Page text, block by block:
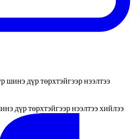
шинэ дүр төрхтэйгээр нээлтээ